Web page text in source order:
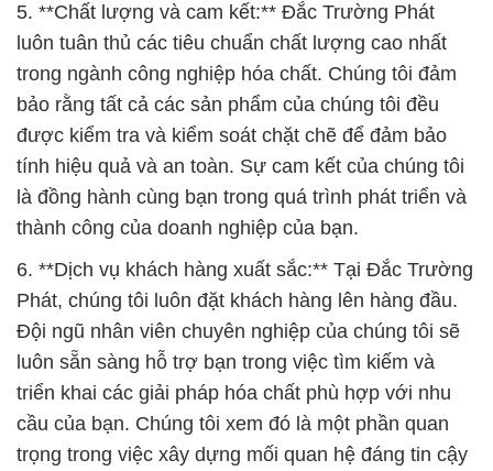
5. **Chất lượng và cam kết:** Đắc Trường Phát
luôn tuân thủ các tiêu chuẩn chất lượng cao nhất
trong ngành công nghiệp hóa chất. Chúng tôi đảm
bảo rằng tất cả các sản phẩm của chúng tôi đều
được kiểm tra và kiểm soát chặt chẽ để đảm bảo
tính hiệu quả và an toàn. Sự cam kết của chúng tôi
là đồng hành cùng bạn trong quá trình phát triển và
thành công của doanh nghiệp của bạn.
6. **Dịch vụ khách hàng xuất sắc:** Tại Đắc Trường
Phát, chúng tôi luôn đặt khách hàng lên hàng đầu.
Đội ngũ nhân viên chuyên nghiệp của chúng tôi sẽ
luôn sẵn sàng hỗ trợ bạn trong việc tìm kiếm và
triển khai các giải pháp hóa chất phù hợp với nhu
cầu của bạn. Chúng tôi xem đó là một phần quan
trọng trong việc xây dựng mối quan hệ đáng tin cậy